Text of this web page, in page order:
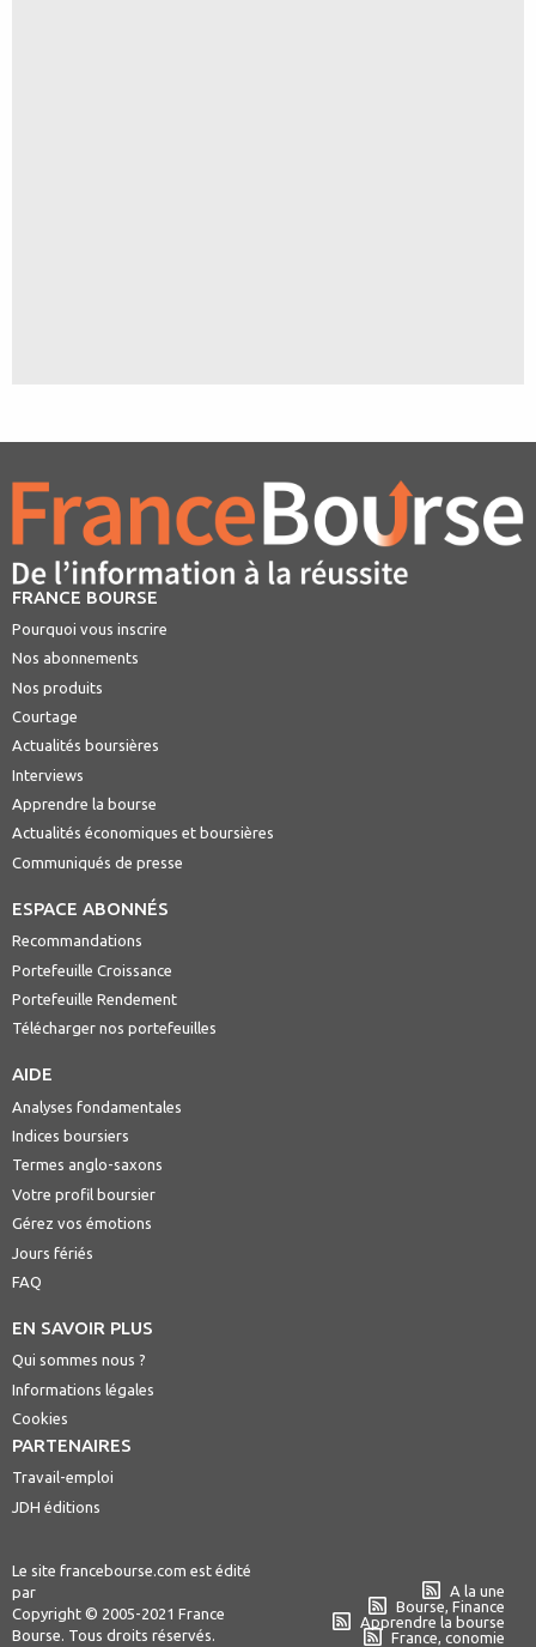
FRANCE BOURSE
Pourquoi vous inscrire
Nos abonnements
Nos produits
Courtage
Actualités boursières
Interviews
Apprendre la bourse
Actualités économiques et boursières
Communiqués de presse
ESPACE ABONNÉS
Recommandations
Portefeuille Croissance
Portefeuille Rendement
Télécharger nos portefeuilles
AIDE
Analyses fondamentales
Indices boursiers
Termes anglo-saxons
Votre profil boursier
Gérez vos émotions
Jours fériés
FAQ
EN SAVOIR PLUS
Qui sommes nous ?
Informations légales
Cookies
PARTENAIRES
Travail-emploi
JDH éditions
Le site francebourse.com est édité
par
Copyright © 2005-2021 France
Bourse. Tous droits réservés.
A la une
Bourse, Finance
Apprendre la bourse
France, conomie